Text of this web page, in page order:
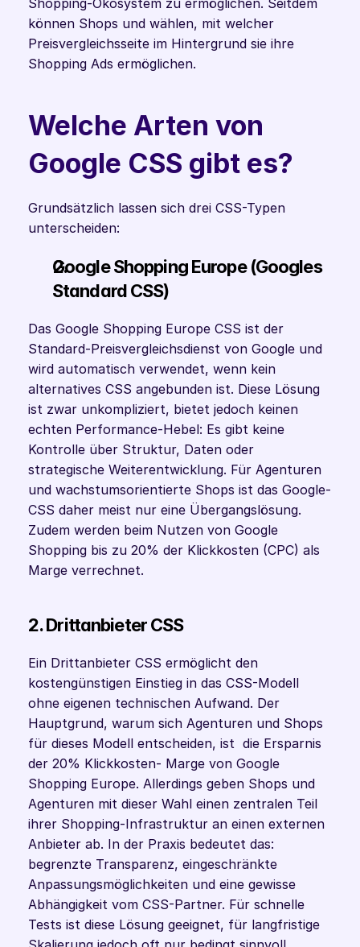
Shopping-Ökosystem zu ermöglichen. Seitdem
können Shops und wählen, mit welcher
Preisvergleichsseite im Hintergrund sie ihre
Shopping Ads ermöglichen.
Welche Arten von
Google CSS gibt es?
Grundsätzlich lassen sich drei CSS-Typen
unterscheiden:
Google Shopping Europe (Googles
Standard CSS)
Das Google Shopping Europe CSS ist der
Standard-Preisvergleichsdienst von Google und
wird automatisch verwendet, wenn kein
alternatives CSS angebunden ist. Diese Lösung
ist zwar unkompliziert, bietet jedoch keinen
echten Performance-Hebel: Es gibt keine
Kontrolle über Struktur, Daten oder
strategische Weiterentwicklung. Für Agenturen
und wachstumsorientierte Shops ist das Google-
CSS daher meist nur eine Übergangslösung.
Zudem werden beim Nutzen von Google
Shopping bis zu 20% der Klickkosten (CPC) als
Marge verrechnet.
2. Drittanbieter CSS
Ein Drittanbieter CSS ermöglicht den
kostengünstigen Einstieg in das CSS-Modell
ohne eigenen technischen Aufwand. Der
Hauptgrund, warum sich Agenturen und Shops
für dieses Modell entscheiden, ist  die Ersparnis
der 20% Klickkosten- Marge von Google
Shopping Europe. Allerdings geben Shops und
Agenturen mit dieser Wahl einen zentralen Teil
ihrer Shopping-Infrastruktur an einen externen
Anbieter ab. In der Praxis bedeutet das:
begrenzte Transparenz, eingeschränkte
Anpassungsmöglichkeiten und eine gewisse
Abhängigkeit vom CSS-Partner. Für schnelle
Tests ist diese Lösung geeignet, für langfristige